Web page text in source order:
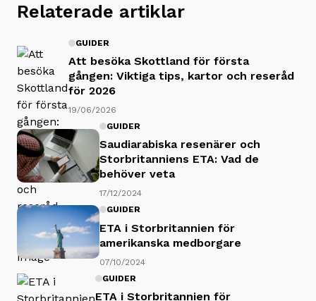
Relaterade artiklar
GUIDER
Att besöka Skottland för första
gången: Viktiga tips, kartor och reseråd
för 2026
19/06/2026
GUIDER
Saudiarabiska resenärer och
Storbritanniens ETA: Vad de
behöver veta
17/12/2024
GUIDER
ETA i Storbritannien för
amerikanska medborgare
07/10/2024
GUIDER
ETA i Storbritannien för